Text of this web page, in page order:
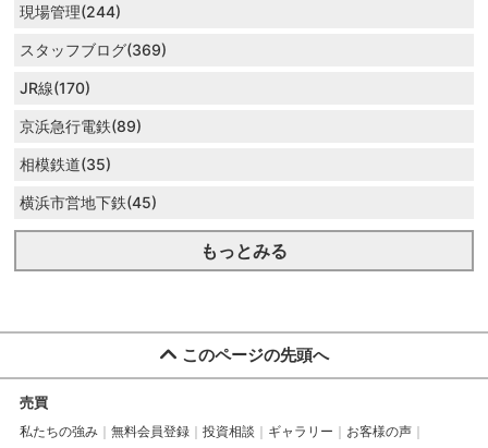
現場管理(244)
スタッフブログ(369)
JR線(170)
京浜急行電鉄(89)
相模鉄道(35)
横浜市営地下鉄(45)
もっとみる
このページの先頭へ
売買
私たちの強み 無料会員登録 投資相談 ギャラリー
お客様の声